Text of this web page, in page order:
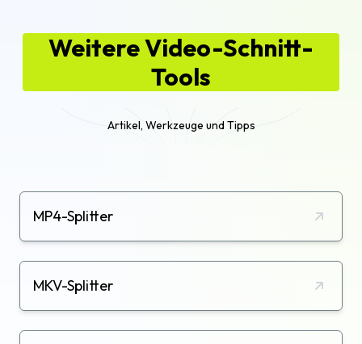
Weitere Video-Schnitt-
Tools
Artikel, Werkzeuge und Tipps
MP4-Splitter
MKV-Splitter